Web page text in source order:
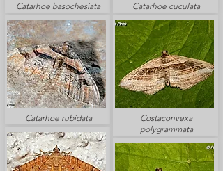
Catarhoe basochesiata
Catarhoe rubidata
Catarhoe cuculata
Costaconvexa
polygrammata